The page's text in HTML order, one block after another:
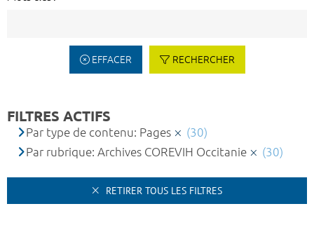
EFFACER RECHERCHER
FILTRES ACTIFS
Par type de contenu: Pages
(30)
Par rubrique: Archives COREVIH Occitanie
(30)
RETIRER TOUS LES FILTRES